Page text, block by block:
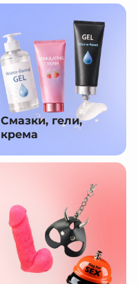
Смазки, гели,
крема